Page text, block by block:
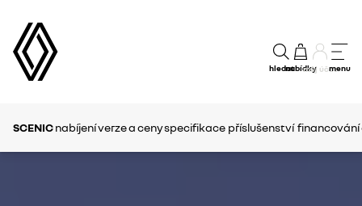
hledatnabídkymůj účetmenu
SCENICnabíjeníverze a cenyspecifikace příslušenství financování